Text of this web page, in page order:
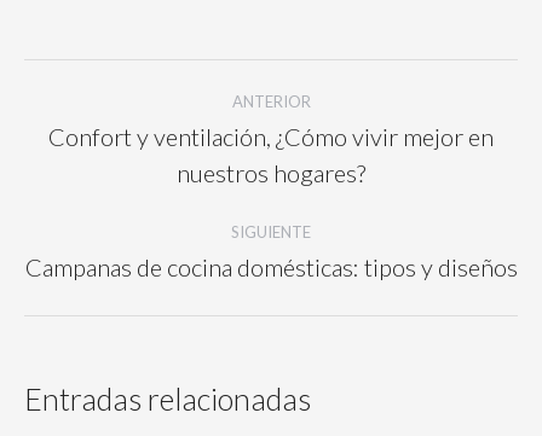
ANTERIOR
Confort y ventilación, ¿Cómo vivir mejor en
nuestros hogares?
SIGUIENTE
Campanas de cocina domésticas: tipos y diseños
Entradas relacionadas